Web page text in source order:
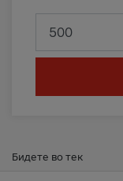
Бидете во тек